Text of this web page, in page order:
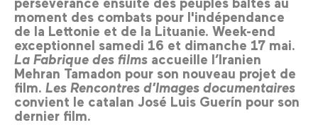
moment des combats pour l'indépendance
de la Lettonie et de la Lituanie. Week-end
exceptionnel samedi 16 et dimanche 17 mai.
La Fabrique des films accueille l’Iranien
Mehran Tamadon pour son nouveau projet de
film. Les Rencontres d’Images documentaires
convient le catalan José Luis Guerín pour son
dernier film.